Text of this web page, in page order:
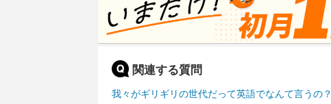
関連する質問
我々がギリギリの世代だって英語でなんて言うの？